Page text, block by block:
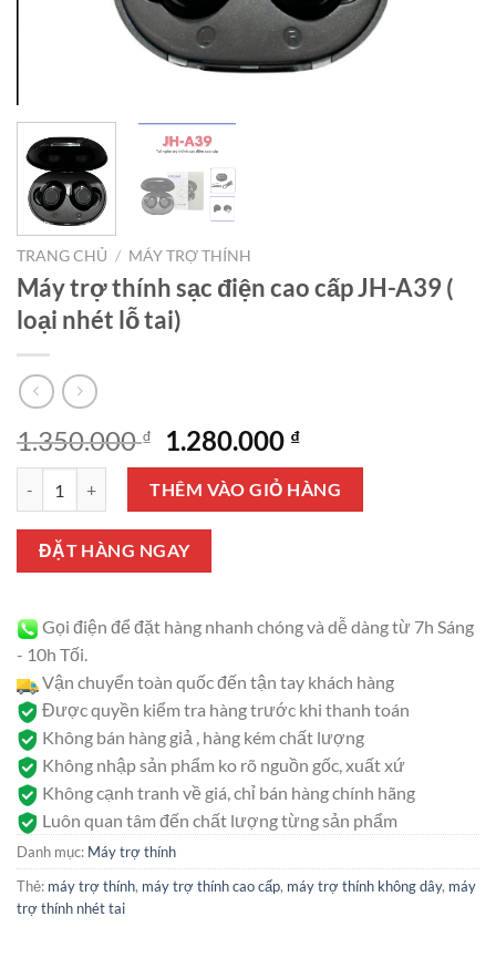
TRANG CHỦ / MÁY TRỢ THÍNH
Máy trợ thính sạc điện cao cấp JH-A39 (
loại nhét lỗ tai)
1.350.000₫
Giá
gốc
là:
1.350.000 ₫.
1.280.000 ₫Giá
hiện
tại
là:
Máy trợ thính sạc điện cao cấp JH-A39 ( loại nhét lỗ tai) số lượng
THÊM VÀO GIỎ HÀNG
ĐẶT HÀNG NGAY
Gọi điện để đặt hàng nhanh chóng và dễ dàng từ 7h Sáng
- 10h Tối.
Vận chuyển toàn quốc đến tận tay khách hàng
Được quyền kiểm tra hàng trước khi thanh toán
Không bán hàng giả , hàng kém chất lượng
Không nhập sản phẩm ko rõ nguồn gốc, xuất xứ
Không cạnh tranh về giá, chỉ bán hàng chính hãng
Luôn quan tâm đến chất lượng từng sản phẩm
Danh mục: Máy trợ thính
Thẻ: máy trợ thính, máy trợ thính cao cấp, máy trợ thính không dây, máy
trợ thính nhét tai